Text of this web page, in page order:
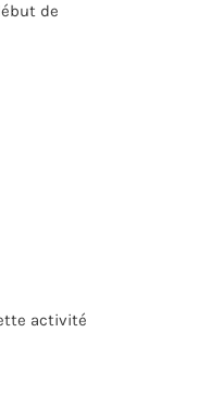
de
activité